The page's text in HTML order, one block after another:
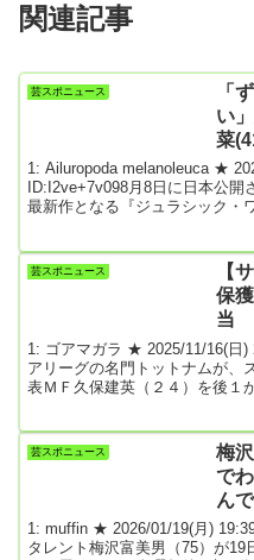
関連記事
芸スポニュース
「
い
菜
ド
嵐
1: Ailuropoda melanoleuca ★
ID:I2ve+7v098月8日に日本公
最新作となる『ジュラシック
億円を突破するなど、ロケット
で、ある“不安要素”も指摘され
芸スポニュース
【
保
当
1: ゴアマガラ ★ 2025/11/16(日
アリーグの名門トットナムが、
表ＭＦ久保建英（２４）を後１
トナムが久保の契約解除金５２
万円）を”妥当”と判断。孫興民
陣の新たな主役として２４歳日
芸スポニュース
梅
で
ん
1: muffin ★ 2026/01/19(月)
タレント梅沢富美男（75）が